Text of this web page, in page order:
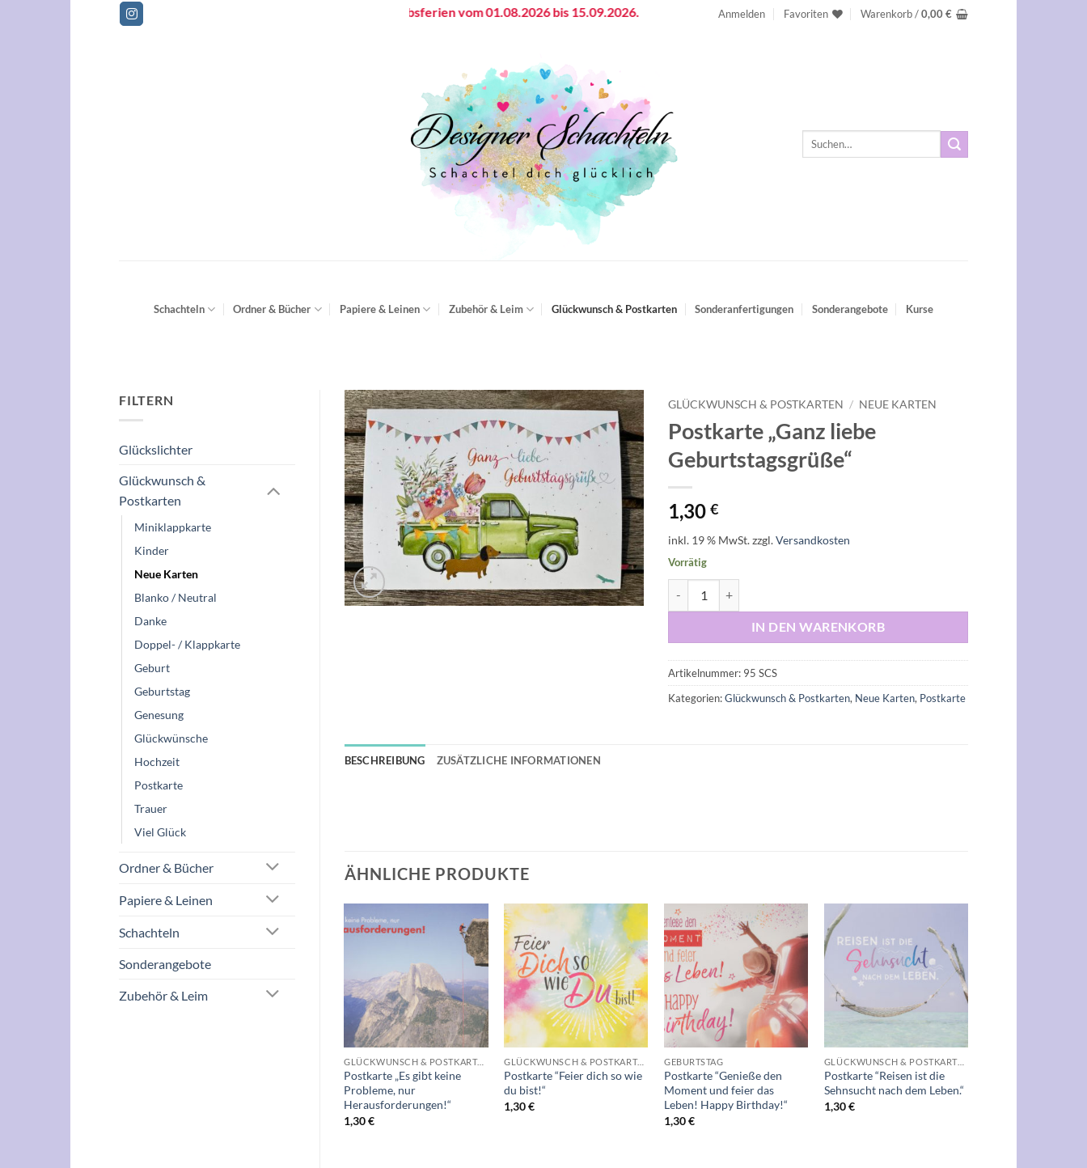
Betriebsferien vom 01.08.2026 bis 15.09.2026. Anmelden Favoriten Warenkorb /0,00€
Suchen
Schachteln Ordner & Bücher Papiere & Leinen Zubehör & Leim Glückwunsch & Postkarten Sonderanfertigungen Sonderangebote Kurse
FILTERN
Glückslichter
Glückwunsch &
Postkarten
Miniklappkarte
Kinder
Neue Karten
Blanko / Neutral
Danke
Doppel- / Klappkarte
Geburt
Geburtstag
Genesung
Glückwünsche
Hochzeit
Postkarte
Trauer
Viel Glück
Ordner & Bücher
Papiere & Leinen
Schachteln
Sonderangebote
Zubehör & Leim
Auf die
Wunschliste
GLÜCKWUNSCH & POSTKARTEN / NEUE KARTEN
Postkarte „Ganz liebe
Geburtstagsgrüße“
1,30€
inkl. 19 % MwSt.zzgl.Versandkosten
Vorrätig
IN DEN WARENKORB
Artikelnummer: 95 SCS
Kategorien:Glückwunsch & Postkarten, Neue Karten, Postkarte
BESCHREIBUNG ZUSÄTZLICHE INFORMATIONEN
ÄHNLICHE PRODUKTE
Wunschliste
+
GLÜCKWUNSCH & POSTKARTEN
Postkarte „Es gibt keine
Probleme, nur
Herausforderungen!“
1,30€
Auf die
Wunschliste
GLÜCKWUNSCH & POSTKARTEN
Postkarte “Feier dich so wie
du bist!“
1,30€
Auf die
Wunschliste
+
GEBURTSTAG
Postkarte “Genieße den
Moment und feier das
Leben! Happy Birthday!“
1,30€
Auf die
Wunschliste
GLÜCKWUNSCH & POSTKARTEN
Postkarte “Reisen ist die
Sehnsucht nach dem Leben.“
1,30€
Wunschliste